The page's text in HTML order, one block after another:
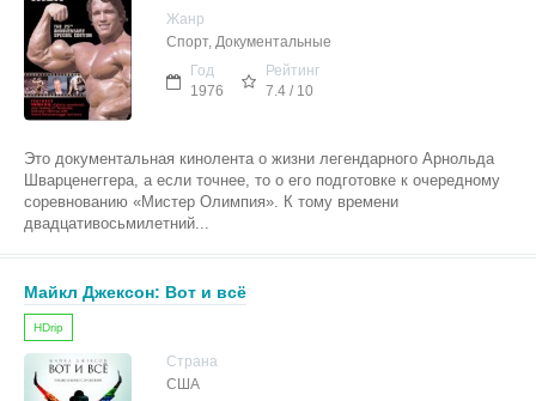
Жанр
Спорт, Документальные
Год
1976
Рейтинг
7.4 / 10
Это документальная кинолента о жизни легендарного Арнольда
Шварценеггера, а если точнее, то о его подготовке к очередному
соревнованию «Мистер Олимпия». К тому времени
двадцативосьмилетний...
Майкл Джексон: Вот и всё
HDrip
Страна
США